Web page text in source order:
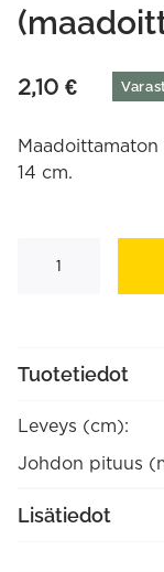
2,10 €
14 cm.
johdolla
(maadoittamaton)
Tuotetiedot
Leveys (cm):
Johdon pituus
Lisätiedot